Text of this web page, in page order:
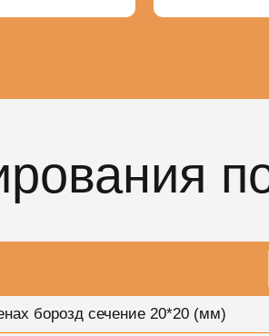
борозд сечение 20*20 (мм)